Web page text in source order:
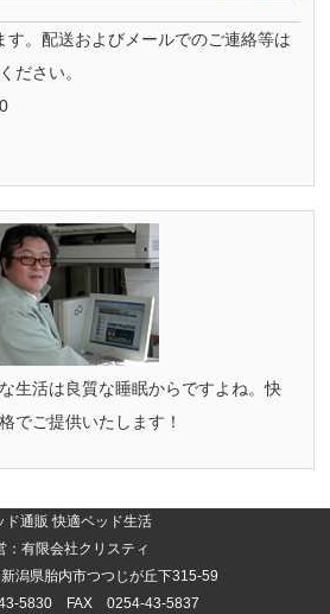
す。配送およびメールでのご連絡等は
ださい。
生活は良質な睡眠からですよね。快
でご提供いたします！
ド通販 快適ベッド生活
：有限会社クリスティ
潟県胎内市つつじが丘下315-59
5830 FAX 0254-43-5837